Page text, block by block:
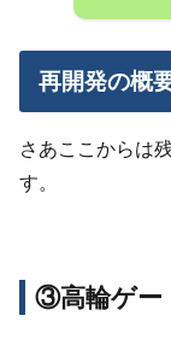
再開発の概
さあここからは
す。
③高輪ゲー